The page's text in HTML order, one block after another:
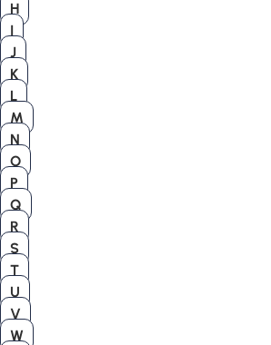
H
I
J
K
L
M
N
O
P
Q
R
S
T
U
V
W